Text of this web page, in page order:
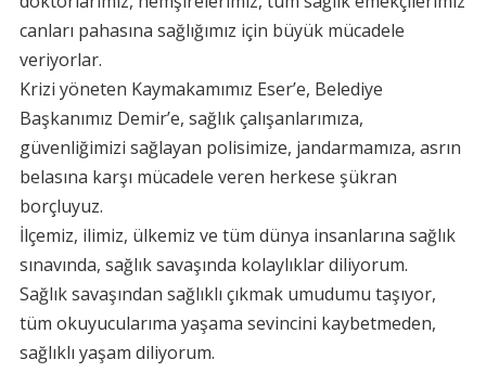
canları pahasına sağlığımız için büyük mücadele
veriyorlar.
Krizi yöneten Kaymakamımız Eser’e, Belediye
Başkanımız Demir’e, sağlık çalışanlarımıza,
güvenliğimizi sağlayan polisimize, jandarmamıza, asrın
belasına karşı mücadele veren herkese şükran
borçluyuz.
İlçemiz, ilimiz, ülkemiz ve tüm dünya insanlarına sağlık
sınavında, sağlık savaşında kolaylıklar diliyorum.
Sağlık savaşından sağlıklı çıkmak umudumu taşıyor,
tüm okuyucularıma yaşama sevincini kaybetmeden,
sağlıklı yaşam diliyorum.